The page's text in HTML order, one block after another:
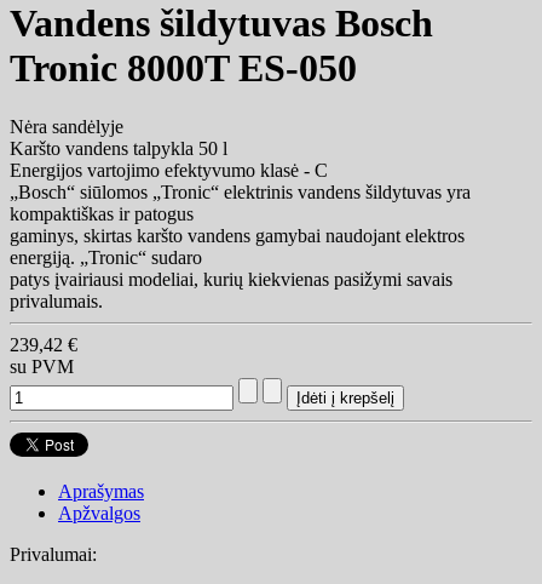
Vandens šildytuvas Bosch
Tronic 8000T ES-050
Nėra sandėlyje
Karšto vandens talpykla 50 l
Energijos vartojimo efektyvumo klasė - C
„Bosch“ siūlomos „Tronic“ elektrinis vandens šildytuvas yra
kompaktiškas ir patogus
gaminys, skirtas karšto vandens gamybai naudojant elektros
energiją. „Tronic“ sudaro
patys įvairiausi modeliai, kurių kiekvienas pasižymi savais
privalumais.
239,42 €
su PVM
Aprašymas
Apžvalgos
Privalumai: